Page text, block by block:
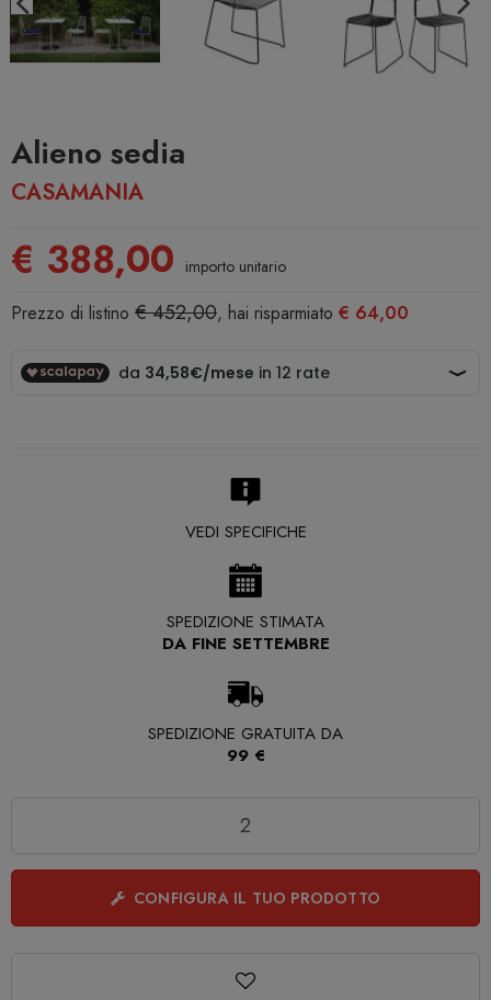
Alieno sedia
CASAMANIA
€ 388,00 importo unitario
Prezzo di listino € 452,00, hai risparmiato € 64,00
VEDI SPECIFICHE
SPEDIZIONE STIMATA
DA FINE SETTEMBRE
SPEDIZIONE GRATUITA DA
99 €
CONFIGURA IL TUO PRODOTTO